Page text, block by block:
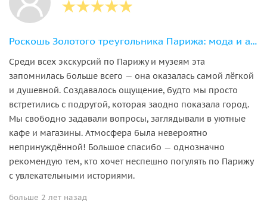
Роскошь Золотого треугольника Парижа: мода и архитектура
Среди всех экскурсий по Парижу и музеям эта
запомнилась больше всего — она оказалась самой лёгкой
и душевной. Создавалось ощущение, будто мы просто
встретились с подругой, которая заодно показала город.
Мы свободно задавали вопросы, заглядывали в уютные
кафе и магазины. Атмосфера была невероятно
непринуждённой! Большое спасибо — однозначно
рекомендую тем, кто хочет неспешно погулять по Парижу
с увлекательными историями.
больше 2 лет назад